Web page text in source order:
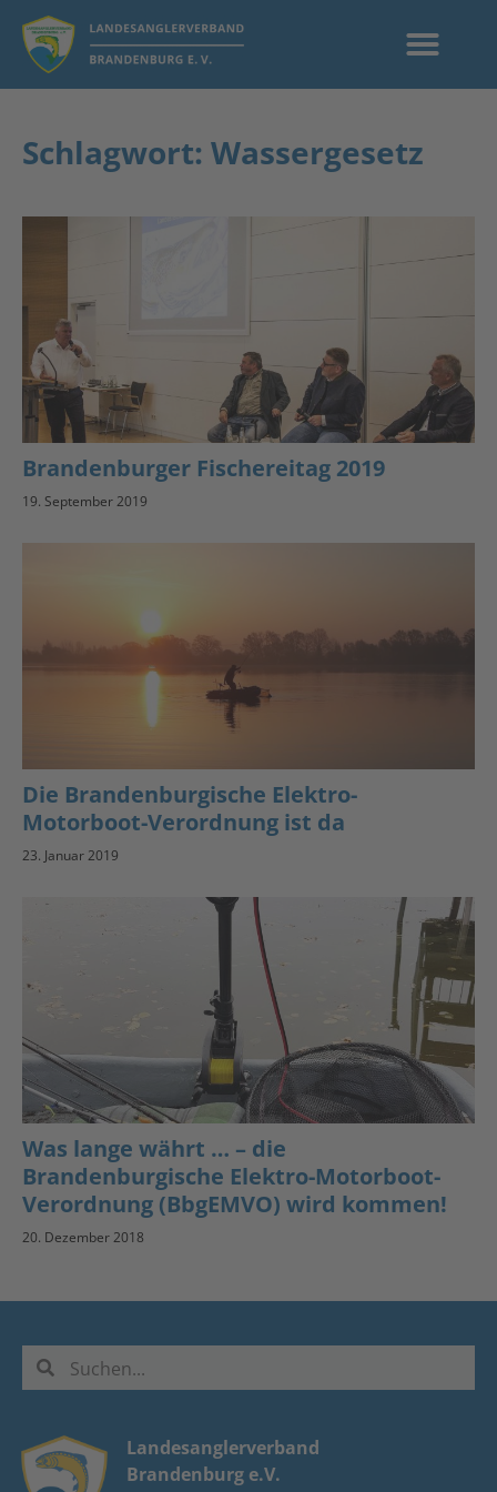
Schlagwort: Wassergesetz
Brandenburger Fischereitag 2019
19. September 2019
Die Brandenburgische Elektro-
Motorboot-Verordnung ist da
23. Januar 2019
Was lange währt … – die
Brandenburgische Elektro-Motorboot-
Verordnung (BbgEMVO) wird kommen!
20. Dezember 2018
Landesanglerverband
Brandenburg e.V.